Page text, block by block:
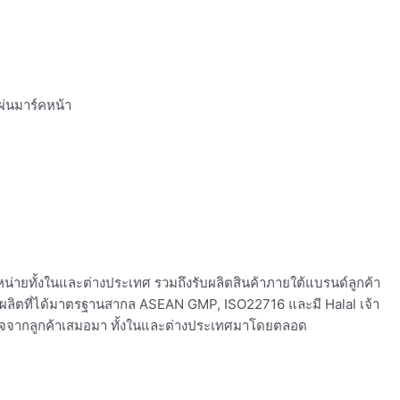
นมาร์คหน้า
ายทั้งในและต่างประเทศ รวมถึงรับผลิตสินค้าภายใต้แบรนด์ลูกค้า
ได้มาตรฐานสากล ASEAN GMP, ISO22716 และมี Halal เจ้า
ากลูกค้าเสมอมา ทั้งในและต่างประเทศมาโดยตลอด